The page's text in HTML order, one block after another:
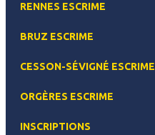
RENNES ESCRIME
BRUZ ESCRIME
CESSON-SÉVIGNÉ ESCRIME
ORGÈRES ESCRIME
INSCRIPTIONS